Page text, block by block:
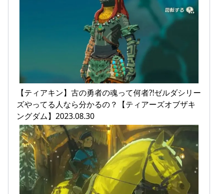
【ティアキン】古の勇者の魂って何者?!ゼルダシリー
ズやってる人なら分かるの？【ティアーズオブザキ
ングダム】2023.08.30